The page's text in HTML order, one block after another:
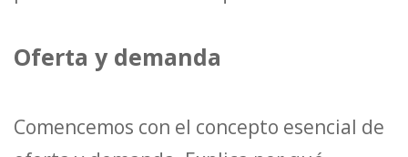
Oferta y demanda
Comencemos con el concepto esencial de